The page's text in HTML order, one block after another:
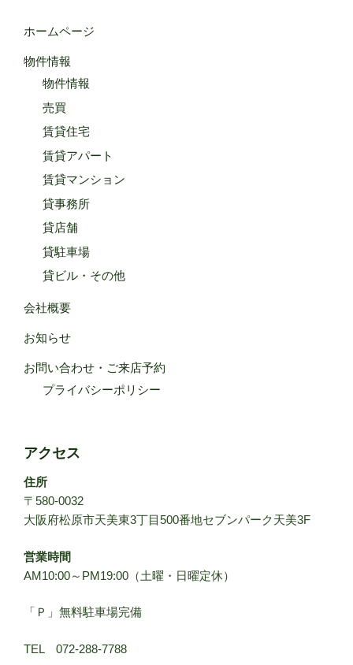
ホームページ
物件情報
物件情報
売買
賃貸住宅
賃貸アパート
賃貸マンション
貸事務所
貸店舗
貸駐車場
貸ビル・その他
会社概要
お知らせ
お問い合わせ・ご来店予約
プライバシーポリシー
アクセス
住所
〒580-0032
大阪府松原市天美東3丁目500番地セブンパーク天美3F
営業時間
AM10:00～PM19:00（土曜・日曜定休）
「Ｐ」無料駐車場完備
TEL 072-288-7788